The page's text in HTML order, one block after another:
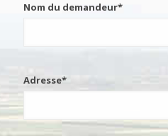
Nom du demandeur*
Adresse*